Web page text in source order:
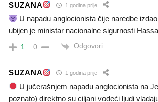
SUZANA 1 godina prije
U napadu anglocionista čije naredbe
ubijen je ministar nacionalne sigurnosti
1 0 Odgovori
SUZANA 1 godina prije
U jučerašnjem napadu anglocionista na
poznato) direktno su ciljani vodeći ljudi